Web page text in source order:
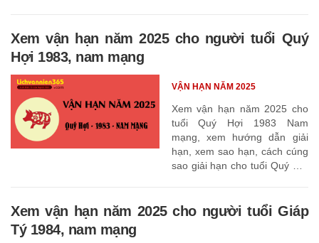
Xem vận hạn năm 2025 cho người tuổi Quý
Hợi 1983, nam mạng
Xem vận hạn năm 2025 cho
tuổi Quý Hợi 1983 Nam
mạng, xem hướng dẫn giải
hạn, xem sao hạn, cách cúng
sao giải hạn cho tuổi Quý Hợi
VẬN HẠN NĂM 2025
Xem vận hạn năm 2025 cho người tuổi Giáp
Tý 1984, nam mạng